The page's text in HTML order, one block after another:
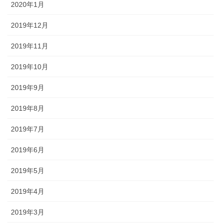
2020年1月
2019年12月
2019年11月
2019年10月
2019年9月
2019年8月
2019年7月
2019年6月
2019年5月
2019年4月
2019年3月